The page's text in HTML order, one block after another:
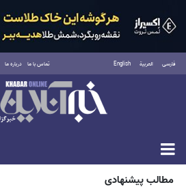
فارسی العربية English تماس با ما درباره ما
شنبه ۱۷ مرداد ۱۴۰۵
مطالب پیشنهادی